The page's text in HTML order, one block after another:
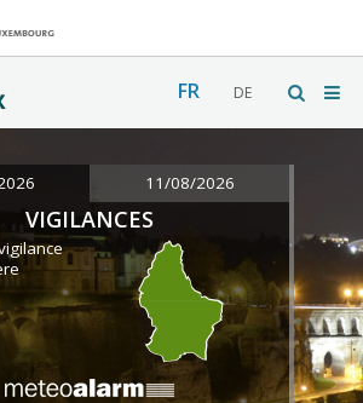
FR DE
11/08/2026
VIGILANCES